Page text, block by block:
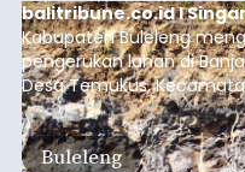
balitribune.co.id I
Kabupaten Buleleng
pengerukan lahan di
Desa Temukus,
ditemukan indikasi
material yang tidak
kawasan.
Buleleng